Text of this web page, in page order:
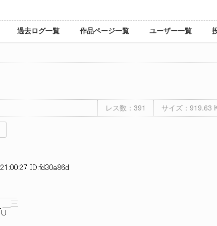
過去ログ一覧 作品ページ一覧 ユーザー一覧
レス数：391 サイズ：919.63
ID:fd30a86d